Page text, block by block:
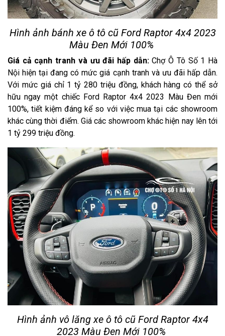
Hình ảnh bánh xe ô tô cũ Ford Raptor 4x4 2023
Màu Đen Mới 100%
Giá cả cạnh tranh và ưu đãi hấp dẫn:Chợ Ô Tô Số 1 Hà
Nội hiện tại đang có mức giá cạnh tranh và ưu đãi hấp dẫn.
Với mức giá chỉ 1 tỷ 280 triệu đồng, khách hàng có thể sở
hữu ngay một chiếc Ford Raptor 4x4 2023 Màu Đen mới
100%, tiết kiệm đáng kể so với việc mua tại các showroom
khác cùng thời điểm. Giá các showroom khác hiện nay lên tới
1 tỷ 299 triệu đồng.
Hình ảnh vô lăng xe ô tô cũ Ford Raptor 4x4
2023 Màu Đen Mới 100%